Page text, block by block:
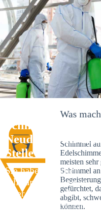
Schimmelexperte
Neudorf – Ihr
Stelle
Sie haben kürzlich
schwarze Flecken an
Ihrer Wand entdeckt?
Schlechte Nachrichten:
Was
Schimmel
meisten
Schimmel
gefürchtet,
abgibt,
können.